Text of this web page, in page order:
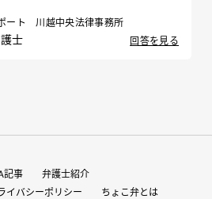
ート 川越中央法律事務所
士 回答を見る
記事
弁護士紹介
イバシーポリシー ちょこ弁とは